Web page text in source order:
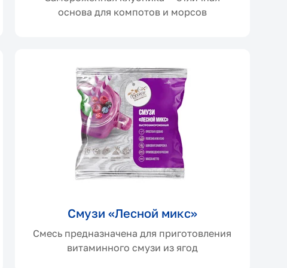
основа для компотов и морсов
Смузи «Лесной микс»
Смесь предназначена для приготовления
витаминного смузи из ягод